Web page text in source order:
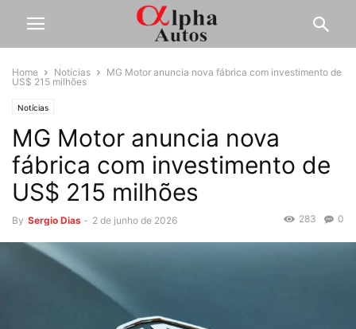
Home Notícias
MG Motor anuncia nova fábrica com investimento de
US$ 215 milhões
Notícias
MG Motor anuncia nova
fábrica com investimento de
US$ 215 milhões
By Sergio Dias - 2 de junho de 2026 0
283